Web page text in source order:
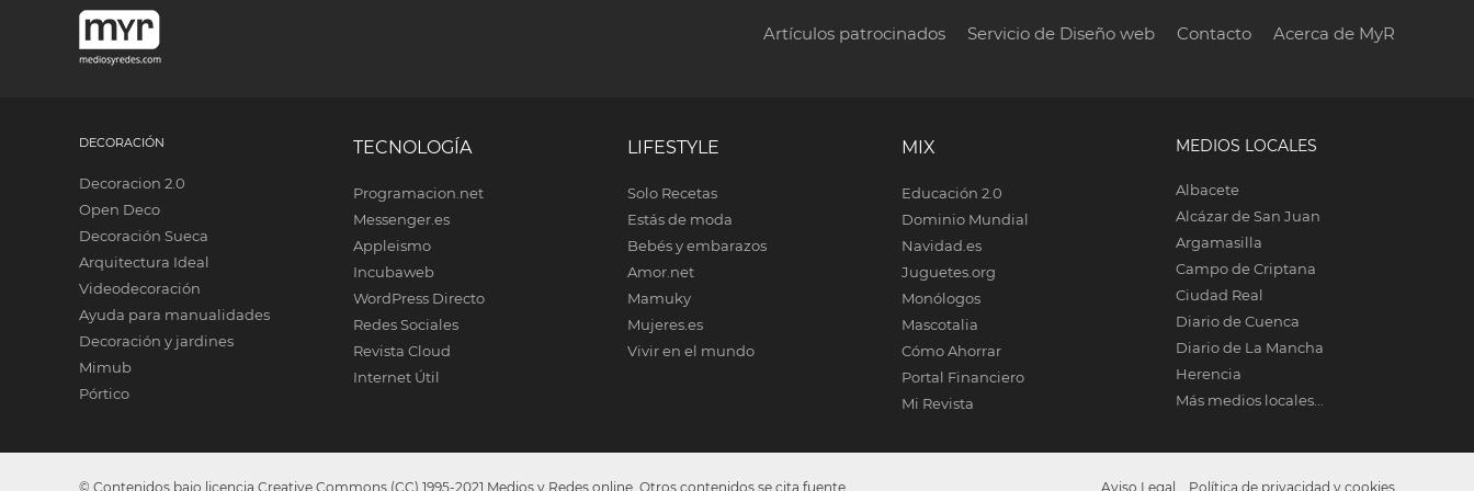
Artículos patrocinados Servicio de Diseño web Contacto Acerca de MyR
DECORACIÓN
Decoracion 2.0
Open Deco
Decoración Sueca
Arquitectura Ideal
Videodecoración
Ayuda para manualidades
Decoración y jardines
Mimub
Pórtico
TECNOLOGÍA
Programacion.net
Messenger.es
Appleismo
Incubaweb
WordPress Directo
Redes Sociales
Revista Cloud
Internet Útil
LIFESTYLE
Solo Recetas
Estás de moda
Bebés y embarazos
Amor.net
Mamuky
Mujeres.es
Vivir en el mundo
MIX
Educación 2.0
Dominio Mundial
Navidad.es
Juguetes.org
Monólogos
Mascotalia
Cómo Ahorrar
Portal Financiero
Mi Revista
MEDIOS LOCALES
Albacete
Alcázar de San Juan
Argamasilla
Campo de Criptana
Ciudad Real
Diario de Cuenca
Diario de La Mancha
Herencia
Más medios locales...
© Contenidos bajo licencia Creative Commons (CC) 1995-2021 Medios y Redes online. Otros contenidos se cita fuente. Aviso Legal Política de privacidad y cookies